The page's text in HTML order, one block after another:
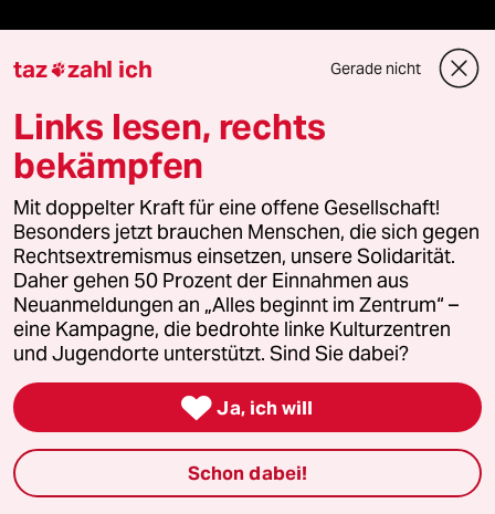
taz zahl ich
recherchefonds ausland
panterstiftung
panterpreis 2026
Podcast
bundestalk
taz zahl ich Gerade nicht
Links lesen, rechts
bekämpfen
Mit doppelter Kraft für eine offene Gesellschaft!
Besonders jetzt brauchen Menschen, die sich gegen
Rechtsextremismus einsetzen, unsere Solidarität.
Daher gehen 50 Prozent der Einnahmen aus
Neuanmeldungen an „Alles beginnt im Zentrum“ –
eine Kampagne, die bedrohte linke Kulturzentren
und Jugendorte unterstützt. Sind Sie dabei?
 Ja, ich will
Schon dabei!